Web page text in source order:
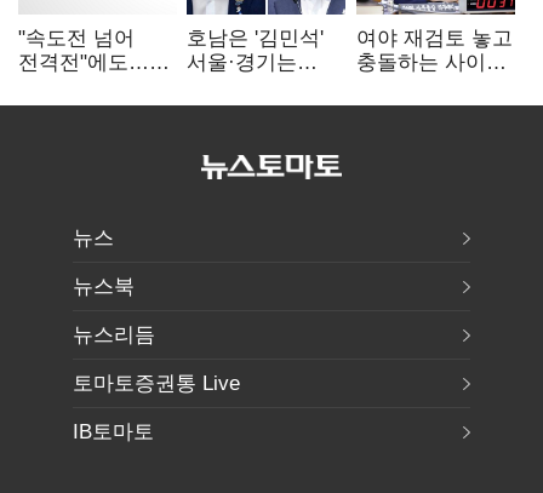
"속도전 넘어
전격전"에도…
주 52시간까지
호남은 '김민석'
서울·경기는
승자는 '안갯속'
여야 재검토 놓고
충돌하는 사이…
수 오차 당연"
뉴스
뉴스북
뉴스리듬
토마토증권통 Live
IB토마토